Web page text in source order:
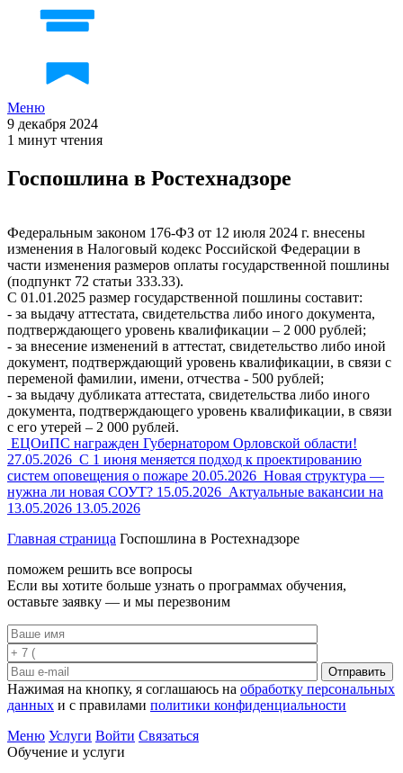
Меню
9 декабря 2024
1 минут чтения
Госпошлина в Ростехнадзоре
Федеральным законом 176-ФЗ от 12 июля 2024 г. внесены
изменения в Налоговый кодекс Российской Федерации в
части изменения размеров оплаты государственной пошлины
(подпункт 72 статьи 333.33).
С 01.01.2025 размер государственной пошлины составит:
- за выдачу аттестата, свидетельства либо иного документа,
подтверждающего уровень квалификации – 2 000 рублей;
- за внесение изменений в аттестат, свидетельство либо иной
документ, подтверждающий уровень квалификации, в связи с
переменой фамилии, имени, отчества - 500 рублей;
- за выдачу дубликата аттестата, свидетельства либо иного
документа, подтверждающего уровень квалификации, в связи
с его утерей – 2 000 рублей.
ЕЦОиПС награжден Губернатором Орловской области!
27.05.2026 С 1 июня меняется подход к проектированию
систем оповещения о пожаре 20.05.2026 Новая структура —
нужна ли новая СОУТ? 15.05.2026 Актуальные вакансии на
13.05.2026 13.05.2026
Главная страница Госпошлина в Ростехнадзоре
поможем решить все вопросы
Если вы хотите больше узнать о программах обучения,
оставьте заявку — и мы перезвоним
Отправить
Нажимая на кнопку, я соглашаюсь на обработку персональных
данных и с правилами политики конфиденциальности
Меню Услуги Войти Связаться
Обучение и услуги